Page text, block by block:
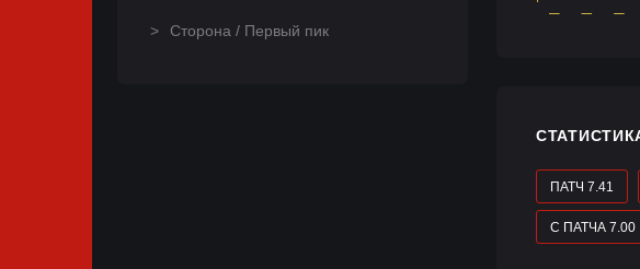
Сторона / Первый пик
ПАТЧ 7.41
С ПАТЧА 7.00